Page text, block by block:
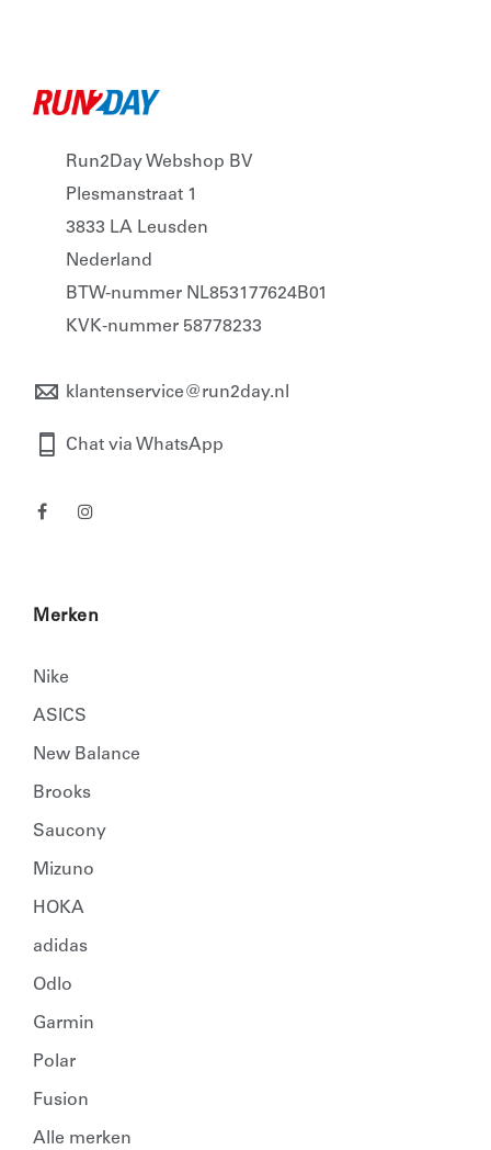
Run2Day Webshop BV
Plesmanstraat 1
3833 LA Leusden
Nederland
BTW-nummer NL853177624B01
KVK-nummer 58778233
klantenservice@run2day.nl
Chat via WhatsApp
Merken
Nike
ASICS
New Balance
Brooks
Saucony
Mizuno
HOKA
adidas
Odlo
Garmin
Polar
Fusion
Alle merken